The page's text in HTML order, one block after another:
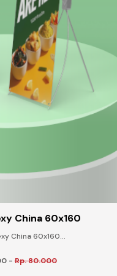
China 60x160
China 60x160...
-Rp. 80.000